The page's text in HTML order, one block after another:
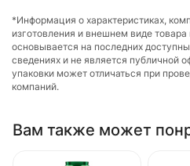
*Информация о характеристиках,
изготовления и внешнем виде товара
основывается на последних
сведениях и не является публичной
упаковки может отличаться при
компаний.
Вам также может